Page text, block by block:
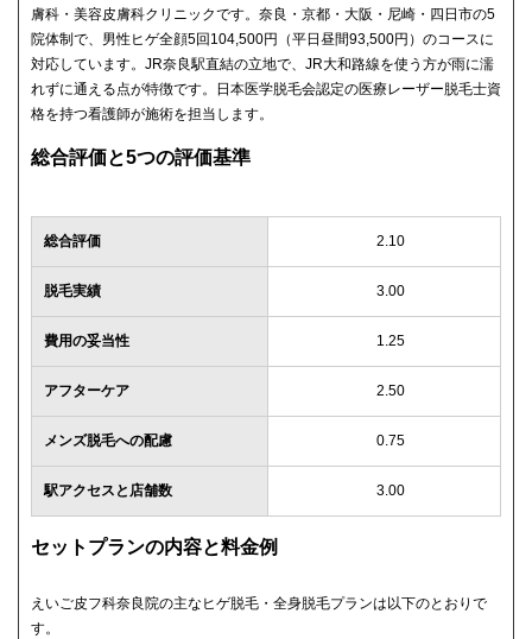
膚科・美容皮膚科クリニックです。奈良・京都・大阪・尼崎・四日市の5
院体制で、男性ヒゲ全顔5回104,500円（平日昼間93,500円）のコースに
対応しています。JR奈良駅直結の立地で、JR大和路線を使う方が雨に濡
れずに通える点が特徴です。日本医学脱毛会認定の医療レーザー脱毛士資
格を持つ看護師が施術を担当します。
総合評価と5つの評価基準
総合評価 2.10
脱毛実績 3.00
費用の妥当性 1.25
アフターケア 2.50
メンズ脱毛への配慮 0.75
駅アクセスと店舗数 3.00
セットプランの内容と料金例
えいご皮フ科奈良院の主なヒゲ脱毛・全身脱毛プランは以下のとおりで
す。